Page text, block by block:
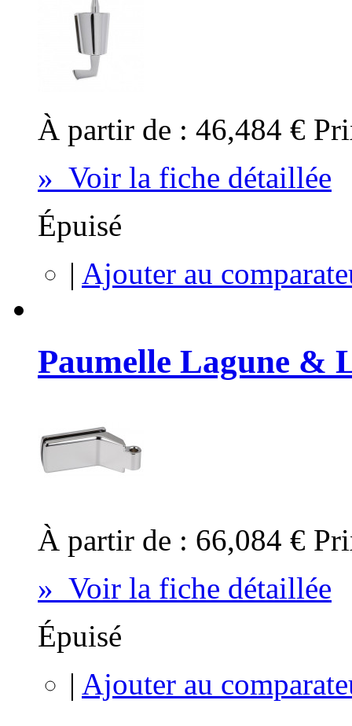
À partir de : 46,484 €
» Voir la fiche détaillée
Épuisé
| Ajouter au
Paumelle Lagune &
À partir de : 66,084 €
» Voir la fiche détaillée
Épuisé
| Ajouter au